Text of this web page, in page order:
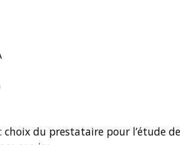
du prestataire pour l’étude